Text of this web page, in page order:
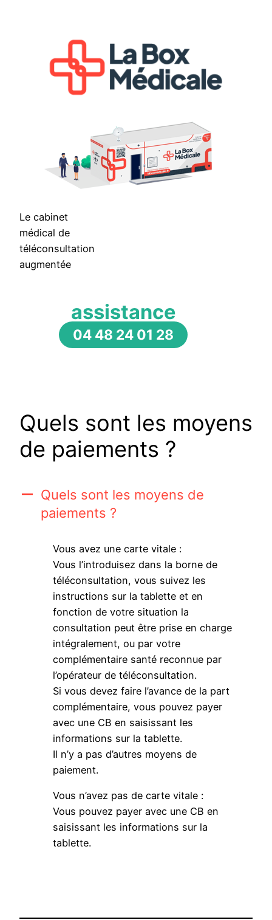
Le cabinet
médical de
téléconsultation
augmentée
assistance
04 48 24 01 28
Quels sont les moyens
de paiements ?
A
Quels sont les moyens de
paiements ?
Vous avez une carte vitale :
Vous l’introduisez dans la borne de
téléconsultation, vous suivez les
instructions sur la tablette et en
fonction de votre situation la
consultation peut être prise en charge
intégralement, ou par votre
complémentaire santé reconnue par
l’opérateur de téléconsultation.
Si vous devez faire l’avance de la part
complémentaire, vous pouvez payer
avec une CB en saisissant les
informations sur la tablette.
Il n’y a pas d’autres moyens de
paiement.
Vous n’avez pas de carte vitale :
Vous pouvez payer avec une CB en
saisissant les informations sur la
tablette.